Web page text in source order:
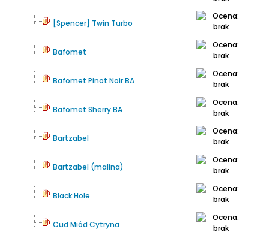
[Spencer] Twin Turbo
Bafomet
Bafomet Pinot Noir BA
Bafomet Sherry BA
Bartzabel
Bartzabel (malina)
Black Hole
Cud Miód Cytryna